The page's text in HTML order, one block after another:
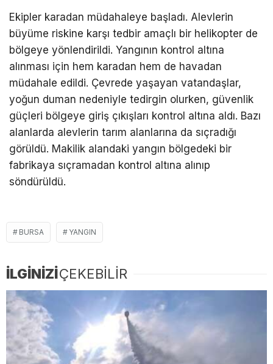
Ekipler karadan müdahaleye başladı. Alevlerin
büyüme riskine karşı tedbir amaçlı bir helikopter de
bölgeye yönlendirildi. Yangının kontrol altına
alınması için hem karadan hem de havadan
müdahale edildi. Çevrede yaşayan vatandaşlar,
yoğun duman nedeniyle tedirgin olurken, güvenlik
güçleri bölgeye giriş çıkışları kontrol altına aldı. Bazı
alanlarda alevlerin tarım alanlarına da sıçradığı
görüldü. Makilik alandaki yangın bölgedeki bir
fabrikaya sıçramadan kontrol altına alınıp
söndürüldü.
BURSA YANGIN
İLGİNİZİÇEKEBİLİR